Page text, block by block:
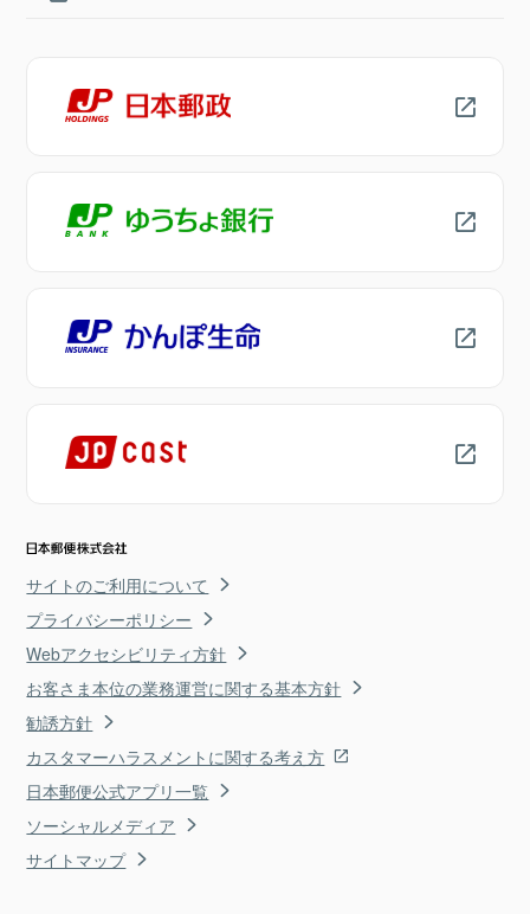
サイトのご利用について
プライバシーポリシー
Webアクセシビリティ方針
お客さま本位の業務運営に関する基本方針
勧誘方針
カスタマーハラスメントに関する考え方
日本郵便公式アプリ一覧
ソーシャルメディア
サイトマップ